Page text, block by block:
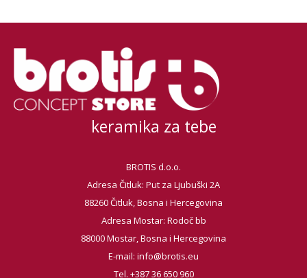
keramika za tebe
BROTIS d.o.o.
Adresa Čitluk: Put za Ljubuški 2A
88260 Čitluk, Bosna i Hercegovina
Adresa Mostar: Rodoč bb
88000 Mostar, Bosna i Hercegovina
E-mail: info@brotis.eu
Tel. +387 36 650 960